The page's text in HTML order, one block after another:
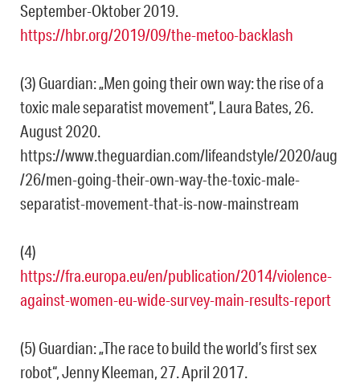
September-Oktober 2019.
https://hbr.org/2019/09/the-metoo-backlash
(3) Guardian: „Men going their own way: the rise of a
toxic male separatist movement“, Laura Bates, 26.
August 2020.
https://www.theguardian.com/lifeandstyle/2020/aug
/26/men-going-their-own-way-the-toxic-male-
separatist-movement-that-is-now-mainstream
(4)
https://fra.europa.eu/en/publication/2014/violence-
against-women-eu-wide-survey-main-results-report
(5) Guardian: „The race to build the world’s first sex
robot“, Jenny Kleeman, 27. April 2017.